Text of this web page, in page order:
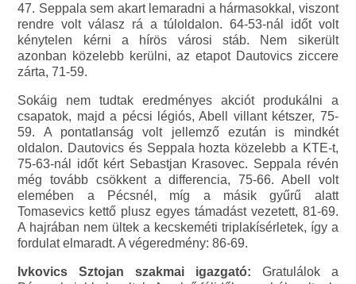
47. Seppala sem akart lemaradni a hármasokkal, viszont
rendre volt válasz rá a túloldalon. 64-53-nál időt volt
kénytelen kérni a hírös városi stáb. Nem sikerült
azonban közelebb kerülni, az etapot Dautovics ziccere
zárta, 71-59.
Sokáig nem tudtak eredményes akciót produkálni a
csapatok, majd a pécsi légiós, Abell villant kétszer, 75-
59. A pontatlanság volt jellemző ezután is mindkét
oldalon. Dautovics és Seppala hozta közelebb a KTE-t,
75-63-nál időt kért Sebastjan Krasovec. Seppala révén
még tovább csökkent a differencia, 75-66. Abell volt
elemében a Pécsnél, míg a másik gyűrű alatt
Tomasevics kettő plusz egyes támadást vezetett, 81-69.
A hajrában nem ültek a kecskeméti triplakísérletek, így a
fordulat elmaradt. A végeredmény: 86-69.
Ivkovics Sztojan szakmai igazgató: Gratulálok a